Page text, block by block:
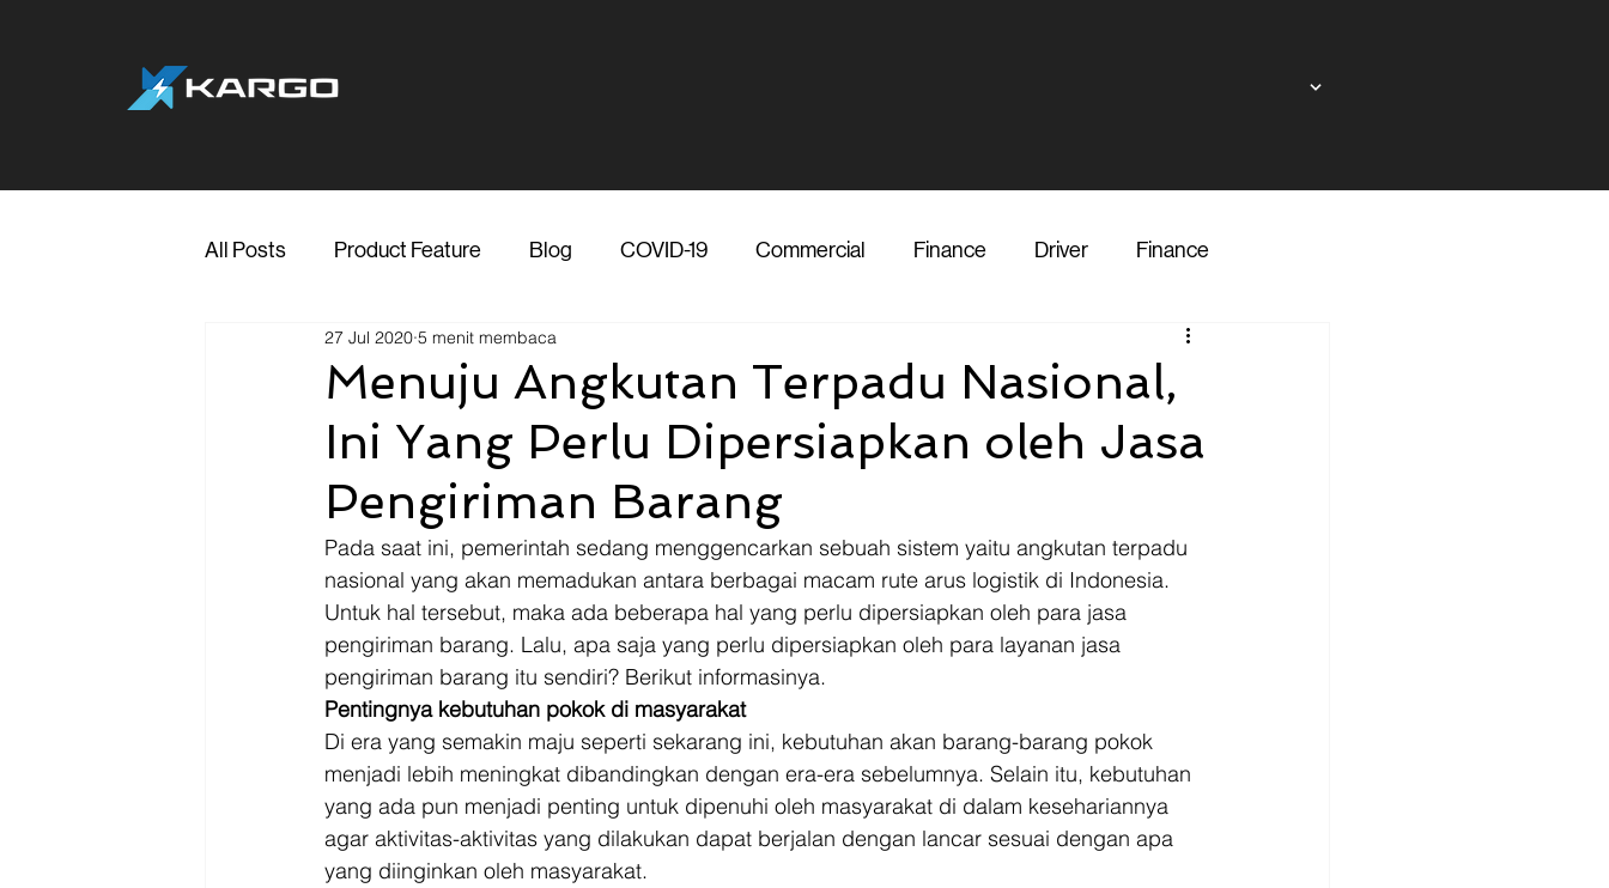
All Posts Product Feature Blog COVID-19 Commercial Finance Driver Finance
Marketing Media
Transporter Support Blog Vendor Shipper Media COVID-19 Finance Transporter
Jakarta
Menuju Angkutan Terpadu Nasional,
Ini Yang Perlu Dipersiapkan oleh Jasa
Pengiriman Barang
27 Jul 2020 5 menit membaca
Pada saat ini, pemerintah sedang menggencarkan sebuah sistem yaitu angkutan terpadu
nasional yang akan memadukan antara berbagai macam rute arus logistik di Indonesia.
Untuk hal tersebut, maka ada beberapa hal yang perlu dipersiapkan oleh para jasa
pengiriman barang. Lalu, apa saja yang perlu dipersiapkan oleh para layanan jasa
pengiriman barang itu sendiri? Berikut informasinya.
Pentingnya kebutuhan pokok di masyarakat
Di era yang semakin maju seperti sekarang ini, kebutuhan akan barang-barang pokok
menjadi lebih meningkat dibandingkan dengan era-era sebelumnya. Selain itu, kebutuhan
yang ada pun menjadi penting untuk dipenuhi oleh masyarakat di dalam kesehariannya
agar aktivitas-aktivitas yang dilakukan dapat berjalan dengan lancar sesuai dengan apa
yang diinginkan oleh masyarakat.